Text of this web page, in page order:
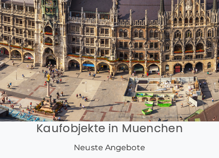
Kaufobjekte in Muenchen
Neuste Angebote